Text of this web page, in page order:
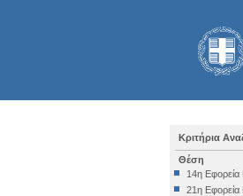
Κριτήρια
Θέση
14η Εφορεία
21η Εφορεία